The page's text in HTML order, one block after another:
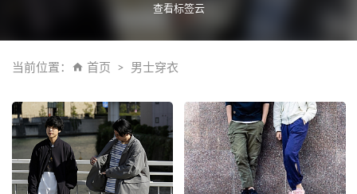
查看标签云
当前位置： 首页 男士穿衣
23
2019年流行趋势分析 时髦就要先人一步 2019-01-18
奥特莱斯AJ鞋即便宜又是正品 全部过鉴的宝藏店铺 2021-
02-08